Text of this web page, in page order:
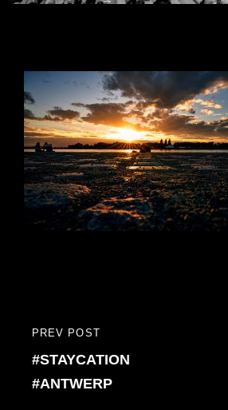
Bericht
navigatie
PREVIOUS
POST
PREV POST
#STAYCATION
#ANTWERP